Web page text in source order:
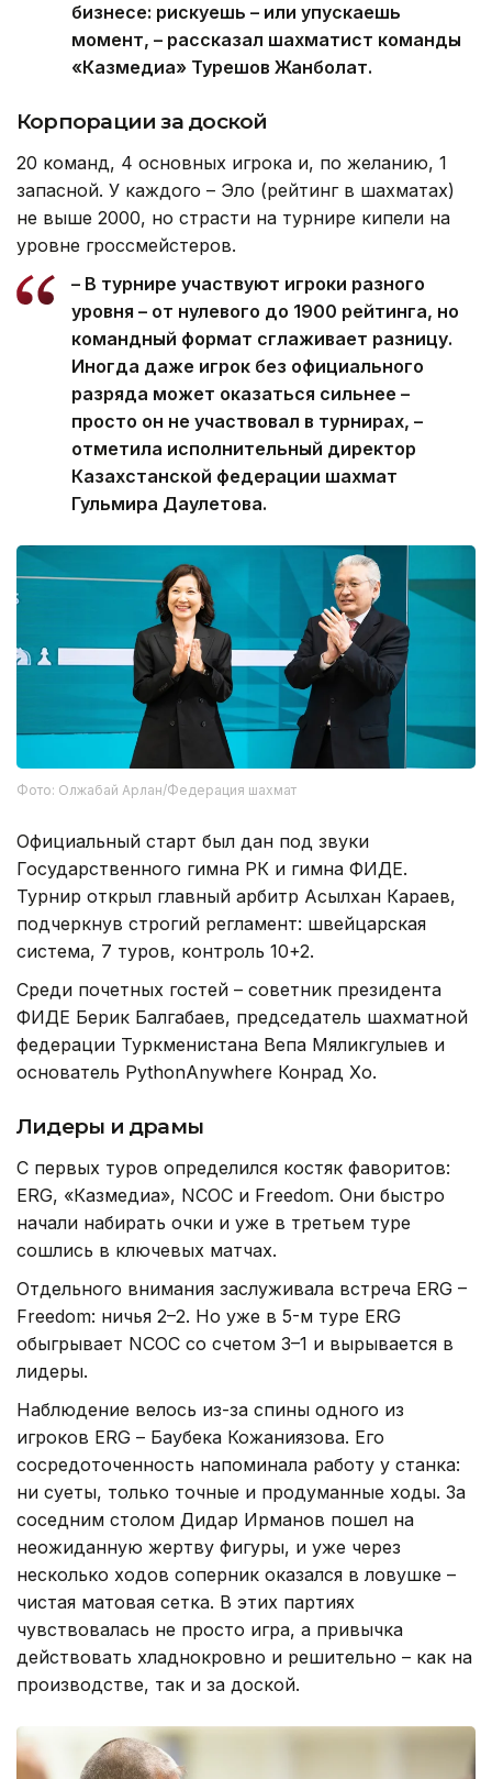
бизнесе: рискуешь – или упускаешь
момент, – рассказал шахматист команды
«Казмедиа» Турешов Жанболат.
Корпорации за доской
20 команд, 4 основных игрока и, по желанию, 1
запасной. У каждого – Эло (рейтинг в шахматах)
не выше 2000, но страсти на турнире кипели на
уровне гроссмейстеров.
– В турнире участвуют игроки разного
уровня – от нулевого до 1900 рейтинга, но
командный формат сглаживает разницу.
Иногда даже игрок без официального
разряда может оказаться сильнее –
просто он не участвовал в турнирах, –
отметила исполнительный директор
Казахстанской федерации шахмат
Гульмира Даулетова.
Фото: Олжабай Арлан/Федерация шахмат
Официальный старт был дан под звуки
Государственного гимна РК и гимна ФИДЕ.
Турнир открыл главный арбитр Асылхан Караев,
подчеркнув строгий регламент: швейцарская
система, 7 туров, контроль 10+2.
Среди почетных гостей – советник президента
ФИДЕ Берик Балгабаев, председатель шахматной
федерации Туркменистана Вепа Мяликгулыев и
основатель PythonAnywhere Конрад Хо.
Лидеры и драмы
С первых туров определился костяк фаворитов:
ERG, «Казмедиа», NCOC и Freedom. Они быстро
начали набирать очки и уже в третьем туре
сошлись в ключевых матчах.
Отдельного внимания заслуживала встреча ERG –
Freedom: ничья 2–2. Но уже в 5-м туре ERG
обыгрывает NCOC со счетом 3–1 и вырывается в
лидеры.
Наблюдение велось из-за спины одного из
игроков ERG – Баубека Кожаниязова. Его
сосредоточенность напоминала работу у станка:
ни суеты, только точные и продуманные ходы. За
соседним столом Дидар Ирманов пошел на
неожиданную жертву фигуры, и уже через
несколько ходов соперник оказался в ловушке –
чистая матовая сетка. В этих партиях
чувствовалась не просто игра, а привычка
действовать хладнокровно и решительно – как на
производстве, так и за доской.